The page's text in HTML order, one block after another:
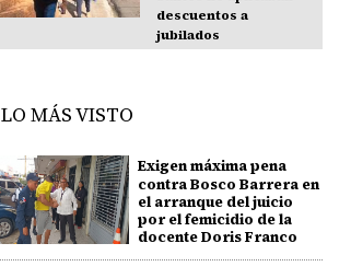
descuentos a
jubilados
LO MÁS VISTO
Exigen máxima pena
contra Bosco Barrera en
el arranque del juicio
por el femicidio de la
docente Doris Franco